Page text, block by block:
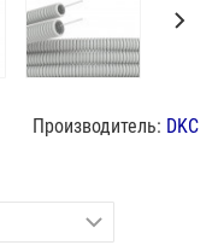
Производитель: DKC